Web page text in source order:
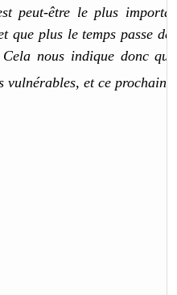
peut-être le plus
que plus le temps passe
Cela nous indique donc
vulnérables, et ce